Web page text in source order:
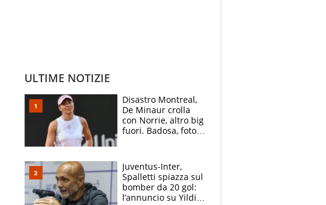
ULTIME NOTIZIE
Disastro Montreal,
De Minaur crolla
con Norrie, altro big
fuori. Badosa, foto
Juventus-Inter,
Spalletti spiazza sul
bomber da 20 gol:
l’annuncio su Yildiz